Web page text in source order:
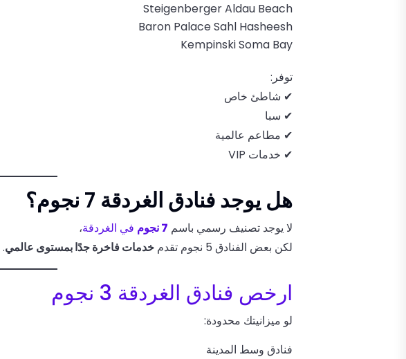
Steigenberger Aldau Beach
Baron Palace Sahl Hasheesh
Kempinski Soma Bay
توفر:
✔ شاطئ خاص
✔ سبا
✔ مطاعم عالمية
✔ خدمات VIP
هل يوجد فنادق الغردقة 7 نجوم؟
لا يوجد تصنيف رسمي باسم 7 نجوم في الغردقة،
لكن بعض الفنادق 5 نجوم تقدم
خدمات فاخرة جدًا بمستوى عالمي.
ارخص فنادق الغردقة 3 نجوم
لو ميزانيتك محدودة:
فنادق وسط المدينة